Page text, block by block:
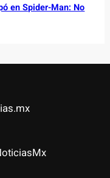
en Spider-Man: No